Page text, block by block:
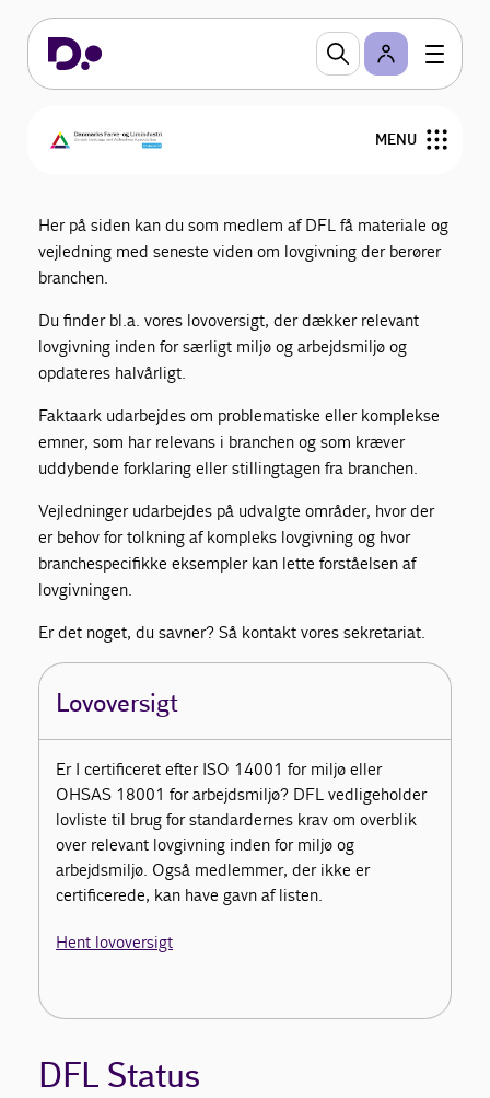
MENU
Regler og viden
Arrangementer
Sektioner
Branchevejledninger
Vejledninger og faktaark
Som medlem af DFL får du adgang til eksklusivt
Her på siden kan du som medlem af DFL få materiale og
vejledning med seneste viden om lovgivning der berører
branchen.
Du finder bl.a. vores lovoversigt, der dækker relevant
lovgivning inden for særligt miljø og arbejdsmiljø og
opdateres halvårligt.
Faktaark udarbejdes om problematiske eller komplekse
emner, som har relevans i branchen og som kræver
uddybende forklaring eller stillingtagen fra branchen.
Vejledninger udarbejdes på udvalgte områder, hvor der
er behov for tolkning af kompleks lovgivning og hvor
branchespecifikke eksempler kan lette forståelsen af
lovgivningen.
Er det noget, du savner? Så kontakt vores sekretariat.
Lovoversigt
Er I certificeret efter ISO 14001 for miljø eller
OHSAS 18001 for arbejdsmiljø? DFL vedligeholder
lovliste til brug for standardernes krav om overblik
over relevant lovgivning inden for miljø og
arbejdsmiljø. Også medlemmer, der ikke er
certificerede, kan have gavn af listen.
Hent lovoversigt
DFL Status